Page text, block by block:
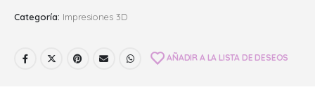
Categoría: Impresiones 3D
AÑADIR A LA LISTA DE DESEOS